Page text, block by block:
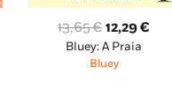
13,65€O
preço
original
12,29€
Bluey: A Praia
Bluey